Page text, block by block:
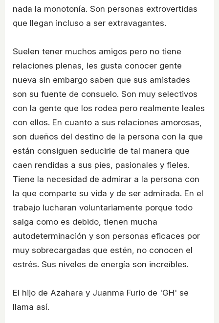
nada la monotonía. Son personas extrovertidas
que llegan incluso a ser extravagantes.
Suelen tener muchos amigos pero no tiene
relaciones plenas, les gusta conocer gente
nueva sin embargo saben que sus amistades
son su fuente de consuelo. Son muy selectivos
con la gente que los rodea pero realmente leales
con ellos. En cuanto a sus relaciones amorosas,
son dueños del destino de la persona con la que
están consiguen seducirle de tal manera que
caen rendidas a sus pies, pasionales y fieles.
Tiene la necesidad de admirar a la persona con
la que comparte su vida y de ser admirada. En el
trabajo lucharan voluntariamente porque todo
salga como es debido, tienen mucha
autodeterminación y son personas eficaces por
muy sobrecargadas que estén, no conocen el
estrés. Sus niveles de energía son increíbles.
El hijo de Azahara y Juanma Furio de 'GH' se
llama así.